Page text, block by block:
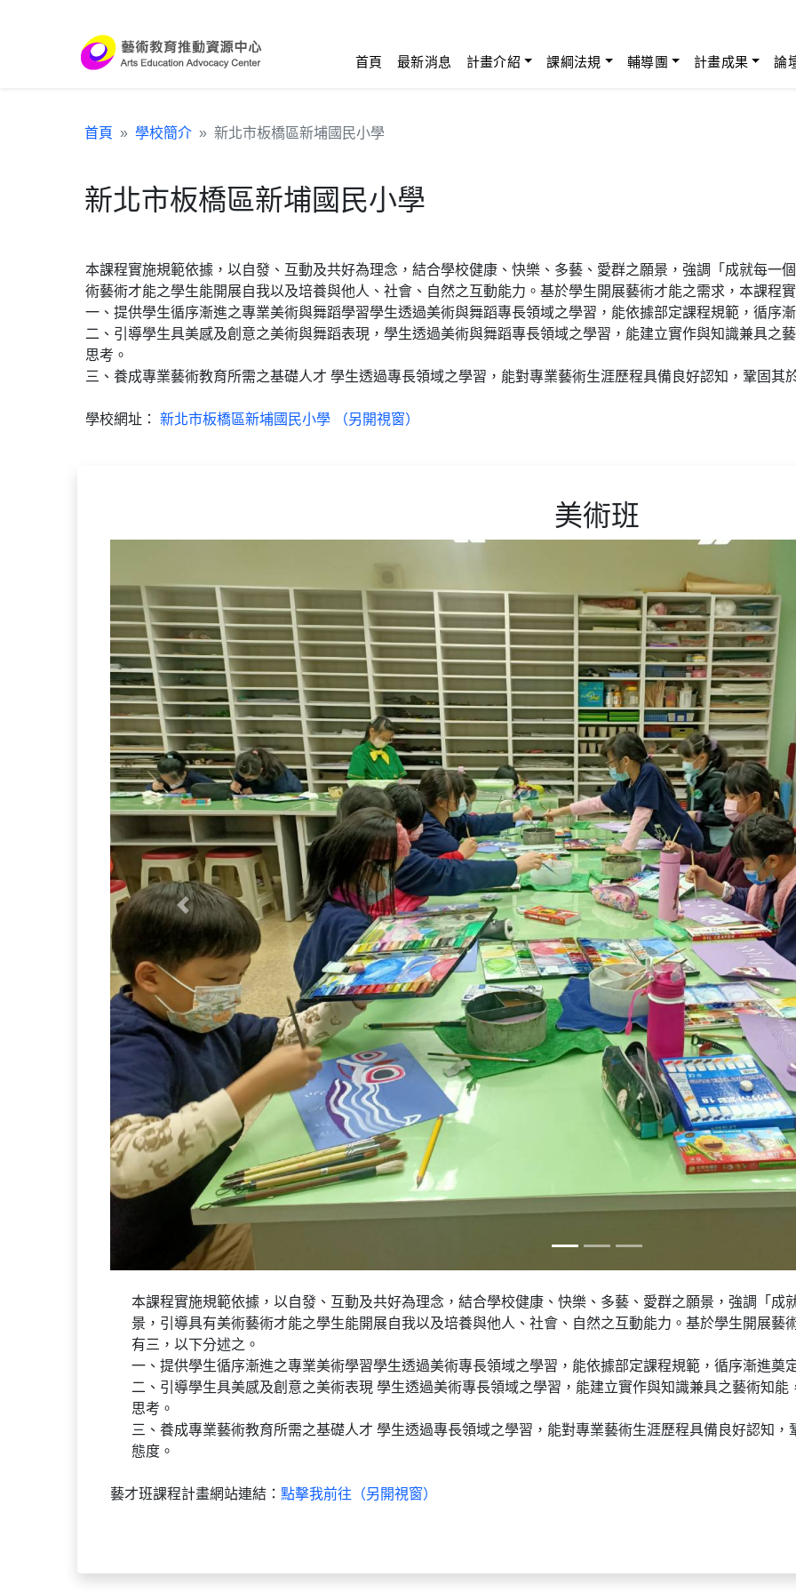
首頁 最新消息 計畫介紹 課綱法規 輔導團 計畫成果 論
首頁 學校簡介 新北市板橋區新埔國民小學
新北市板橋區新埔國民小學
本課程實施規範依據，以自發、互動及共好為理念，結合學校健康、快樂、多藝、愛群之願景，強調「成就每
術藝術才能之學生能開展自我以及培養與他人、社會、自然之互動能力。基於學生開展藝術才能之需求，本課程
一、提供學生循序漸進之專業美術與舞蹈學習學生透過美術與舞蹈專長領域之學習，能依據部定課程規範，循序
二、引導學生具美感及創意之美術與舞蹈表現，學生透過美術與舞蹈專長領域之學習，能建立實作與知識兼具之
思考。
三、養成專業藝術教育所需之基礎人才 學生透過專長領域之學習，能對專業藝術生涯歷程具備良好認知，鞏固其
學校網址： 新北市板橋區新埔國民小學 （另開視窗）
美術班
Previous
本課程實施規範依據，以自發、互動及共好為理念，結合學校健康、快樂、多藝、愛群之願景，強調「
景，引導具有美術藝術才能之學生能開展自我以及培養與他人、社會、自然之互動能力。基於學生開展藝
有三，以下分述之。
一、提供學生循序漸進之專業美術學習學生透過美術專長領域之學習，能依據部定課程規範，循序漸進奠
二、引導學生具美感及創意之美術表現 學生透過美術專長領域之學習，能建立實作與知識兼具之藝術知
思考。
三、養成專業藝術教育所需之基礎人才 學生透過專長領域之學習，能對專業藝術生涯歷程具備良好認知
態度。
藝才班課程計畫網站連結： 點擊我前往（另開視窗）